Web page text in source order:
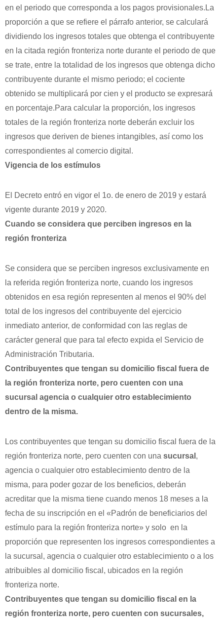
en el periodo que corresponda a los pagos provisionales.La
proporción a que se refiere el párrafo anterior, se calculará
dividiendo los ingresos totales que obtenga el contribuyente
en la citada región fronteriza norte durante el periodo de que
se trate, entre la totalidad de los ingresos que obtenga dicho
contribuyente durante el mismo periodo; el cociente
obtenido se multiplicará por cien y el producto se expresará
en porcentaje.Para calcular la proporción, los ingresos
totales de la región fronteriza norte deberán excluir los
ingresos que deriven de bienes intangibles, así como los
correspondientes al comercio digital.
Vigencia de los estímulos
El Decreto entró en vigor el 1o. de enero de 2019 y estará
vigente durante 2019 y 2020.
Cuando se considera que perciben ingresos en la
región fronteriza
Se considera que se perciben ingresos exclusivamente en
la referida región fronteriza norte, cuando los ingresos
obtenidos en esa región representen al menos el 90% del
total de los ingresos del contribuyente del ejercicio
inmediato anterior, de conformidad con las reglas de
carácter general que para tal efecto expida el Servicio de
Administración Tributaria.
Contribuyentes que tengan su domicilio fiscal fuera de
la región fronteriza norte, pero cuenten con una
sucursal agencia o cualquier otro establecimiento
dentro de la misma.
Los contribuyentes que tengan su domicilio fiscal fuera de la
región fronteriza norte, pero cuenten con una sucursal ,
agencia o cualquier otro establecimiento dentro de la
misma, para poder gozar de los beneficios, deberán
acreditar que la misma tiene cuando menos 18 meses a la
fecha de su inscripción en el «Padrón de beneficiarios del
estímulo para la región fronteriza norte» y solo en la
proporción que representen los ingresos correspondientes a
la sucursal, agencia o cualquier otro establecimiento o a los
atribuibles al domicilio fiscal, ubicados en la región
fronteriza norte.
Contribuyentes que tengan su domicilio fiscal en la
región fronteriza norte, pero cuenten con sucursales,